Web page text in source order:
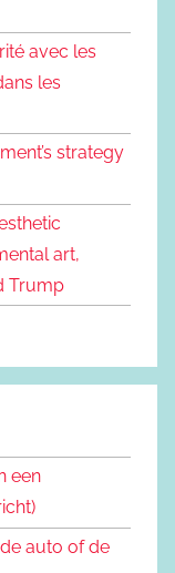
avec les
les
strategy
art,
Trump
een
auto of de